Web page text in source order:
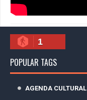
1
POPULAR TAGS
AGENDA CULTURAL